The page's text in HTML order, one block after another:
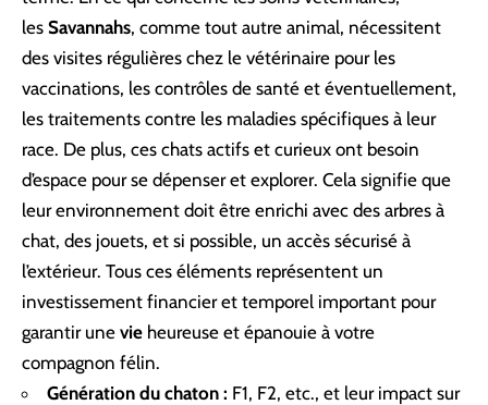
les Savannahs, comme tout autre animal, nécessitent
des visites régulières chez le vétérinaire pour les
vaccinations, les contrôles de santé et éventuellement,
les traitements contre les maladies spécifiques à leur
race. De plus, ces chats actifs et curieux ont besoin
d’espace pour se dépenser et explorer. Cela signifie que
leur environnement doit être enrichi avec des arbres à
chat, des jouets, et si possible, un accès sécurisé à
l’extérieur. Tous ces éléments représentent un
investissement financier et temporel important pour
garantir une vie heureuse et épanouie à votre
compagnon félin.
Génération du chaton : F1, F2, etc., et leur impact sur